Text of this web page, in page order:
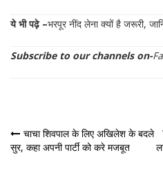
ये भी पढ़े –भरपूर नींद लेना क्यों है जरूरी,
Subscribe to our channels on-
पोस्ट
नेविगेशन
चाचा शिवपाल के लिए अखिलेश के बदले
सुर, कहा अपनी पार्टी को करे मजबूत